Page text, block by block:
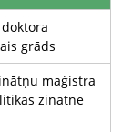
grāds
maģistra
zinātnē